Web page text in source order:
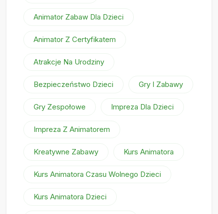
Animator Zabaw Dla Dzieci
Animator Z Certyfikatem
Atrakcje Na Urodziny
Bezpieczeństwo Dzieci Gry I Zabawy
Gry Zespołowe Impreza Dla Dzieci
Impreza Z Animatorem
Kreatywne Zabawy Kurs Animatora
Kurs Animatora Czasu Wolnego Dzieci
Kurs Animatora Dzieci